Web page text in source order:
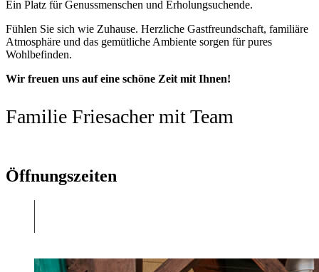
Ein Platz für Genussmenschen und Erholungsuchende.
Fühlen Sie sich wie Zuhause. Herzliche Gastfreundschaft, familiäre
Atmosphäre und das gemütliche Ambiente sorgen für pures
Wohlbefinden.
Wir freuen uns auf eine schöne Zeit mit Ihnen!
Familie Friesacher mit Team
Öffnungszeiten